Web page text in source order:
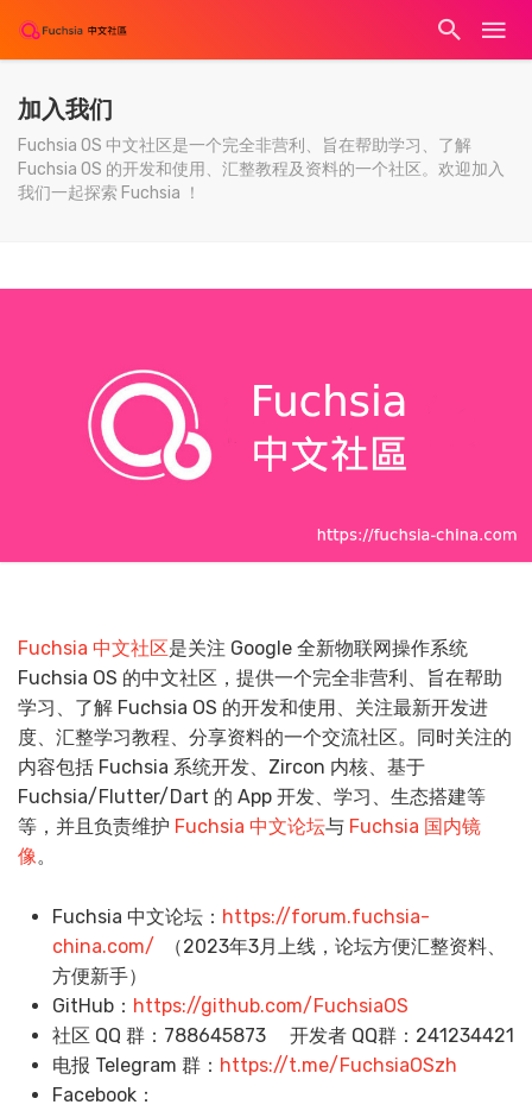
加入我们
Fuchsia OS 中文社区是一个完全非营利、旨在帮助学习、了解
Fuchsia OS 的开发和使用、汇整教程及资料的一个社区。欢迎加入
我们一起探索 Fuchsia ！
Fuchsia 中文社区是关注 Google 全新物联网操作系统
Fuchsia OS 的中文社区，提供一个完全非营利、旨在帮助
学习、了解 Fuchsia OS 的开发和使用、关注最新开发进
度、汇整学习教程、分享资料的一个交流社区。同时关注的
内容包括 Fuchsia 系统开发、Zircon 内核、基于
Fuchsia/Flutter/Dart 的 App 开发、学习、生态搭建等
等，并且负责维护 Fuchsia 中文论坛与 Fuchsia 国内镜
像。
Fuchsia 中文论坛： https://forum.fuchsia-
china.com/
（2023年3月上线，论坛方便汇整资料、
方便新手）
GitHub： https://github.com/FuchsiaOS
社区 QQ 群：788645873 开发者 QQ群：241234421
电报 Telegram 群： https://t.me/FuchsiaOSzh
Facebook：